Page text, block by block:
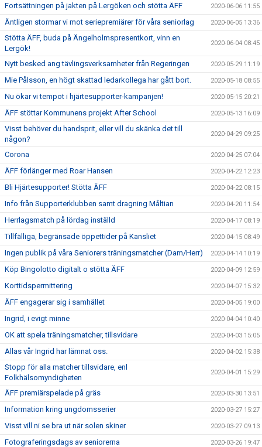
Fortsättningen på jakten på Lergöken och stötta ÄFF 2020-06-06 11:55
Äntligen stormar vi mot seriepremiärer för våra seniorlag 2020-06-05 13:36
Stötta ÄFF, buda på Ängelholmspresentkort, vinn en
Lergök!
2020-06-04 08:45
Nytt besked ang tävlingsverksamheter från Regeringen 2020-05-29 11:19
Mie Pålsson, en högt skattad ledarkollega har gått bort. 2020-05-18 08:55
Nu ökar vi tempot i hjärtesupporter-kampanjen! 2020-05-15 20:21
ÄFF stöttar Kommunens projekt After School 2020-05-13 16:09
Visst behöver du handsprit, eller vill du skänka det till
någon?
2020-04-29 09:25
Corona 2020-04-25 07:04
ÄFF förlänger med Roar Hansen 2020-04-22 12:23
Bli Hjärtesupporter! Stötta ÄFF 2020-04-22 08:15
Info från Supporterklubben samt dragning Måltian 2020-04-20 11:54
Herrlagsmatch på lördag inställd 2020-04-17 08:19
Tillfälliga, begränsade öppettider på Kansliet 2020-04-15 08:49
Ingen publik på våra Seniorers träningsmatcher (Dam/Herr) 2020-04-14 10:19
Köp Bingolotto digitalt o stötta ÄFF 2020-04-09 12:59
Korttidspermittering 2020-04-07 15:32
ÄFF engagerar sig i samhället 2020-04-05 19:00
Ingrid, i evigt minne 2020-04-04 10:40
OK att spela träningsmatcher, tillsvidare 2020-04-03 15:05
Allas vår Ingrid har lämnat oss. 2020-04-02 15:38
Stopp för alla matcher tillsvidare, enl
Folkhälsomyndigheten
2020-04-01 15:29
ÄFF premiärspelade på gräs 2020-03-30 13:51
Information kring ungdomsserier 2020-03-27 15:27
Visst vill ni se bra ut när solen skiner 2020-03-27 09:13
Fotograferingsdags av seniorerna 2020-03-26 19:47